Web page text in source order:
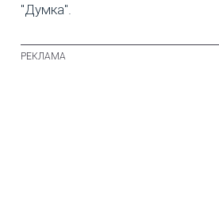
"Думка".